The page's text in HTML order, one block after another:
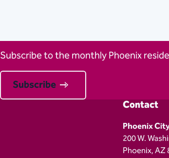
Subscribe to the monthly Phoenix
Subscribe
Contact
Phoenix
200 W.
Phoenix, AZ